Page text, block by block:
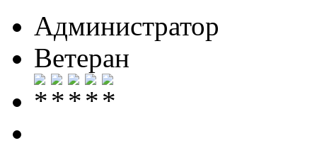
Администратор
Ветеран